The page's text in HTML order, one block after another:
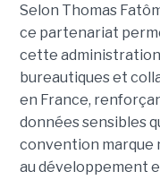
Selon Thomas
ce partenariat
cette administration
bureautiques et
en France,
données sensibles
convention
au développement